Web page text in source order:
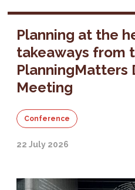
Planning at the
takeaways from
PlanningMatters
Meeting
Conference
22 July 2026